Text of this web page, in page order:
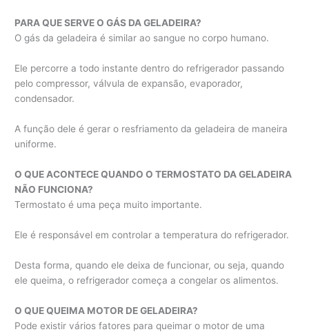
PARA QUE SERVE O GÁS DA GELADEIRA?
O gás da geladeira é similar ao sangue no corpo humano.
Ele percorre a todo instante dentro do refrigerador passando
pelo compressor, válvula de expansão, evaporador,
condensador.
A função dele é gerar o resfriamento da geladeira de maneira
uniforme.
O QUE ACONTECE QUANDO O TERMOSTATO DA GELADEIRA
NÃO FUNCIONA?
Termostato é uma peça muito importante.
Ele é responsável em controlar a temperatura do refrigerador.
Desta forma, quando ele deixa de funcionar, ou seja, quando
ele queima, o refrigerador começa a congelar os alimentos.
O QUE QUEIMA MOTOR DE GELADEIRA?
Pode existir vários fatores para queimar o motor de uma